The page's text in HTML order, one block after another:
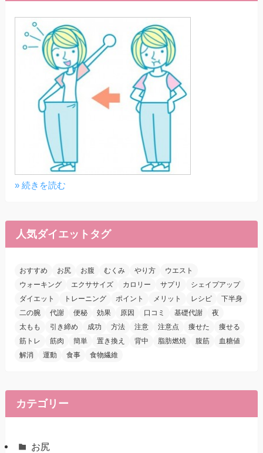
» 続きを読む
人気ダイエットタグ
おすすめ お尻 お腹 むくみ やり方
ウエスト
ウォーキング
エクササイズ カロリー サプリ
シェイプアップ
ダイエット
トレーニング ポイント メリット レシピ
下半身
二の腕
代謝 便秘 効果 原因 口コミ 基礎代謝
夜
太もも
引き締め 成功 方法 注意 注意点 痩せた
痩せる
筋トレ
筋肉 簡単 置き換え 背中 脂肪燃焼 腹筋
血糖値
解消
運動 食事 食物繊維
カテゴリー
お尻